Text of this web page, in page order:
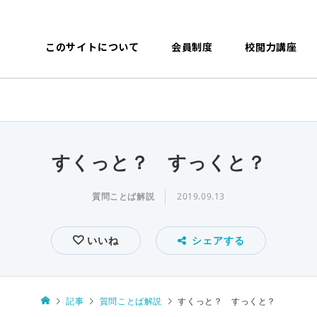
このサイトについて 会員制度 校閲力講座
すくっと？ すっくと？
質問ことば解説 2019.09.13
いいね シェアする
記事 質問ことば解説 すくっと？ すっくと？